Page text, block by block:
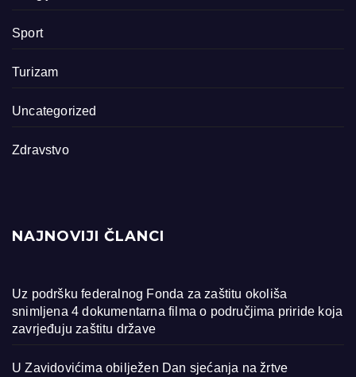
Sport
Turizam
Uncategorized
Zdravstvo
NAJNOVIJI ČLANCI
Uz podršku federalnog Fonda za zaštitu okoliša
snimljena 4 dokumentarna filma o područjima priride koja
zavrjeđuju zaštitu države
U Zavidovićima obilježen Dan sjećanja na žrtve